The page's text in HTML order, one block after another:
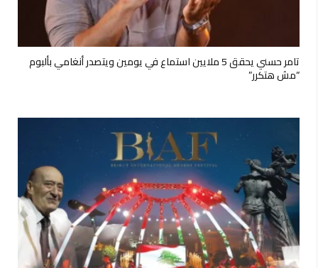
تامر حسني يحقق 5 ملايين استماع في يومين ويتصدر أنغامي بألبوم
“مش هتكرر”